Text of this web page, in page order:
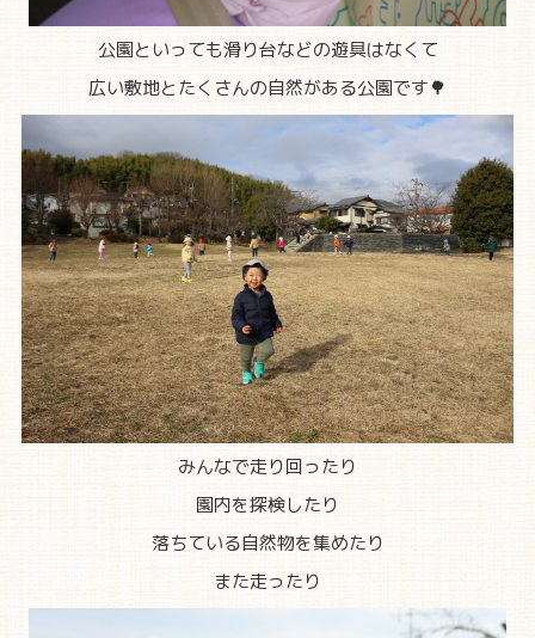
公園といっても滑り台などの遊具はなくて
広い敷地とたくさんの自然がある公園です🌳
みんなで走り回ったり
園内を探検したり
落ちている自然物を集めたり
また走ったり